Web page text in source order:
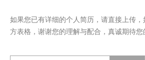
如果您已有详细的个人简历，请直接上传
方表格，谢谢您的理解与配合，真诚期待您